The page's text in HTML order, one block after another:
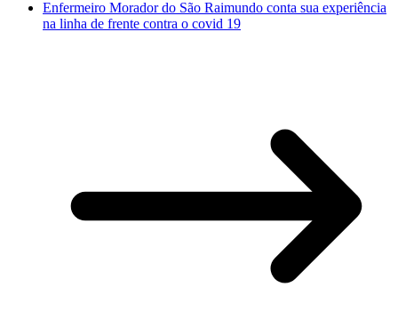
Enfermeiro Morador do São Raimundo conta sua experiência
na linha de frente contra o covid 19